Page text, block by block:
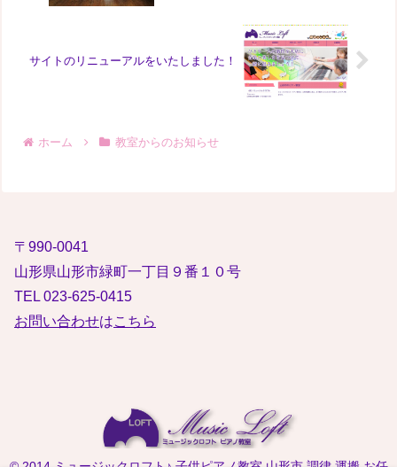
サイトのリニューアルをいたしました！
ホーム 教室からのお知らせ
〒990-0041
山形県山形市緑町一丁目９番１０号
TEL 023-625-0415
お問い合わせはこちら